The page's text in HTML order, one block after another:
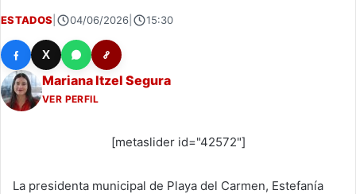
ESTADOS 04/06/2026 15:30
X
Mariana Itzel Segura
VER PERFIL
[metaslider id="42572"]
La presidenta municipal de Playa del Carmen, Estefanía